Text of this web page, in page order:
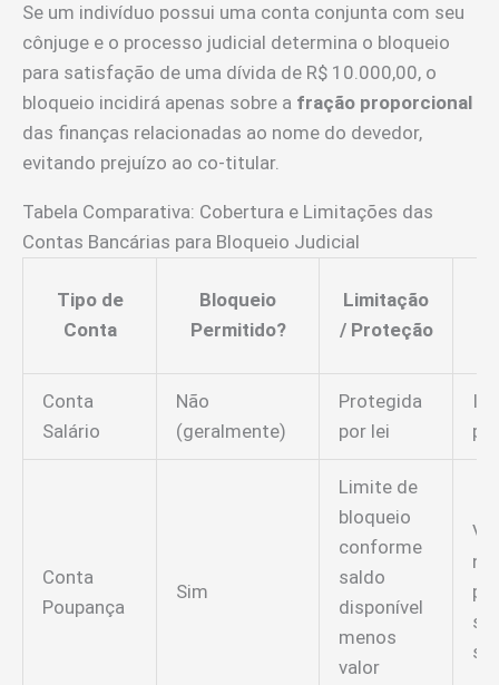
Se um indivíduo possui uma conta conjunta com seu
cônjuge e o processo judicial determina o bloqueio
para satisfação de uma dívida de R$ 10.000,00, o
bloqueio incidirá apenas sobre a fração proporcional
das finanças relacionadas ao nome do devedor,
evitando prejuízo ao co-titular.
Tabela Comparativa: Cobertura e Limitações das
Contas Bancárias para Bloqueio Judicial
Tipo de
Conta
Bloqueio
Permitido?
Limitação
/ Proteção
Conta
Salário
Não
(geralmente)
Protegida
por lei
Conta
Poupança
Sim
Limite de
bloqueio
conforme
saldo
disponível
menos
valor